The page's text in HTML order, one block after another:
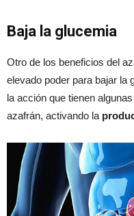
Baja la glucemia
Otro de los beneficios del
elevado poder para bajar la
la acción que tienen
azafrán, activando la